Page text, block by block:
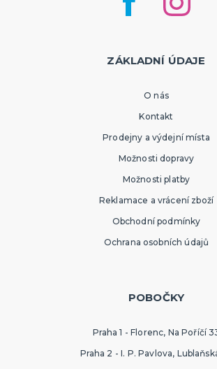
ZÁKLADNÍ ÚDAJE
O nás
Kontakt
Prodejny a výdejní místa
Možnosti dopravy
Možnosti platby
Reklamace a vrácení zboží
Obchodní podmínky
Ochrana osobních údajů
POBOČKY
Praha 1 - Florenc, Na Poříčí
Praha 2 - I. P. Pavlova,